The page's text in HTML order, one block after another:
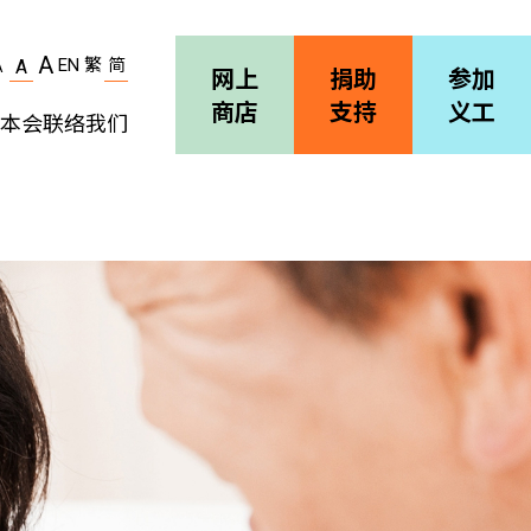
A A EN 繁 简
会
职位空缺
招标通告
联络我们
网上
商店
捐助
支持
参加
义工